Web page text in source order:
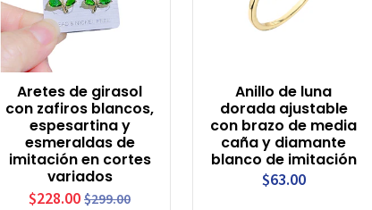
Aretes de girasol
con zafiros blancos,
espesartina y
esmeraldas de
imitación en cortes
variados
$228.00 $299.00
Anillo de luna
dorada ajustable
con brazo de media
caña y diamante
blanco de imitación
$63.00